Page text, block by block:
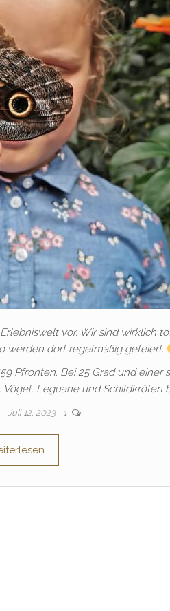
vor. Wir sind wirklich
werden dort regelmäßig gefeiert.
Pfronten. Bei 25 Grad und einer
Leguane und Schildkröten
Juli 12, 2023 1